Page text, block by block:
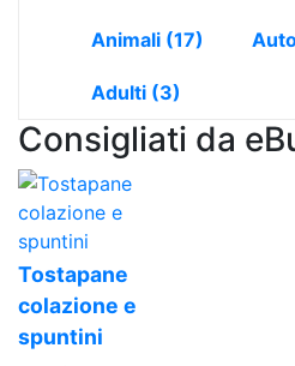
Animali (17)
Adulti (3)
Consigliati da
Tostapane
colazione e
spuntini